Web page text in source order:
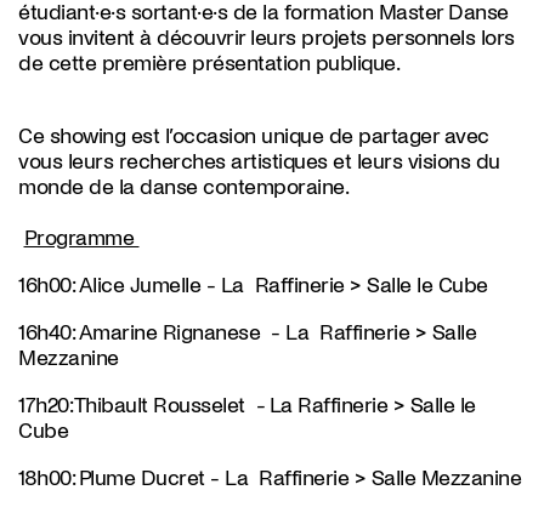
étudiant·e·s sortant·e·s de la formation Master Danse
vous invitent à découvrir leurs projets personnels lors
de cette première présentation publique.
Ce showing est l’occasion unique de partager avec
vous leurs recherches artistiques et leurs visions du
monde de la danse contemporaine.
Programme
16h00: Alice Jumelle - La Raffinerie > Salle le Cube
16h40: Amarine Rignanese - La Raffinerie > Salle
Mezzanine
17h20: Thibault Rousselet - La Raffinerie > Salle le
Cube
18h00: Plume Ducret - La Raffinerie > Salle Mezzanine